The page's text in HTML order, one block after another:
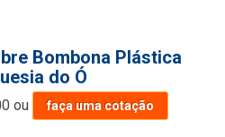
Bombona Plástica
do Ó
ou faça uma cotação